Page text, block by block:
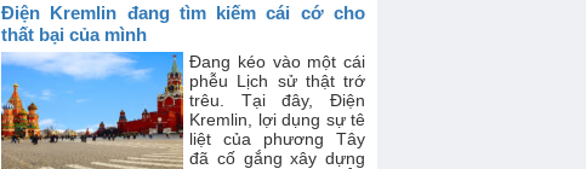
Điện Kremlin đang tìm kiếm cái cớ cho
thất bại của mình
Đang kéo vào một cái
phễu Lịch sử thật trớ
trêu. Tại đây, Điện
Kremlin, lợi dụng sự tê
liệt của phương Tây
đã cố gắng xây dựng